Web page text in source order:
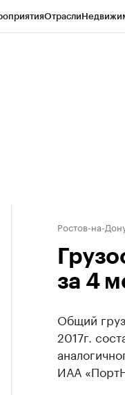
Отрасли
Ростов-на-
за 4
Общий
2017г.
ИАА